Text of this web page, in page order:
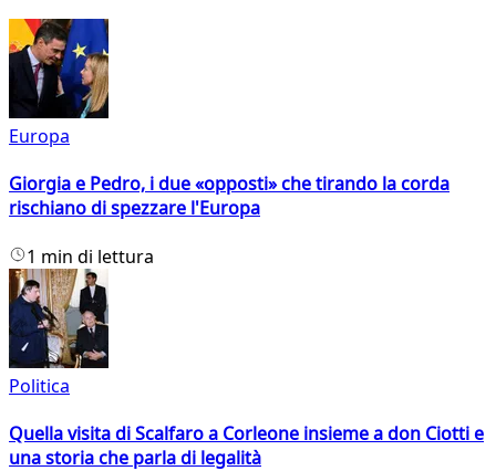
Europa
Giorgia e Pedro, i due «opposti» che tirando la corda
rischiano di spezzare l'Europa
1 min di lettura
Politica
Quella visita di Scalfaro a Corleone insieme a don Ciotti e
una storia che parla di legalità